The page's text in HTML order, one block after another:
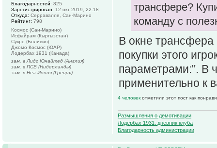
трансфере?
команду с
В окне трансфера
покупки этого
параметрами:". В
применительно к
4 человек отметили этот пост как
Размышления о демотивации
Лодербах 1931: дневник клуба
Благодарность администрации
Благодарностей: 825
Зарегистрирован: 12 окт 2019, 22:18
Откуда: Серравалле, Сан-Марино
Рейтинг: 798
Космос (Сан-Марино)
Исфайрам (Кыргызстан)
Сукре (Боливия)
Джомо Космос (ЮАР)
Лодербах 1931 (Канада)
зам. в Лидс Юнайтед (Англия)
зам. в ПСВ (Нидерланды)
зам. в Неа Иония (Греция)